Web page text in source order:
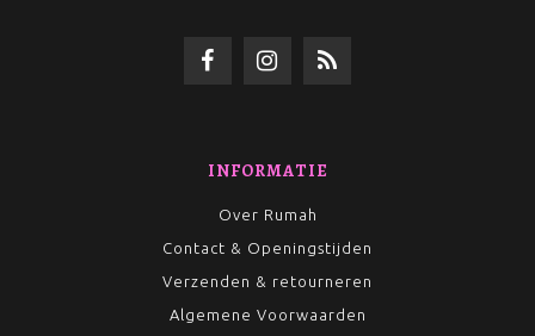
INFORMATIE
Over Rumah
Contact & Openingstijden
Verzenden & retourneren
Algemene Voorwaarden